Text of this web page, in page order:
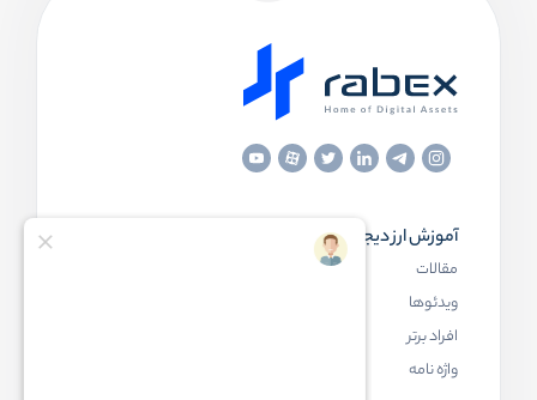
آموزش ارز دیجیتال
مقالات
ویدئوها
افراد برتر
واژه نامه